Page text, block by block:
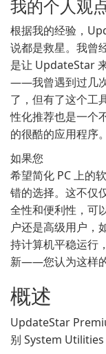
我的个人观
根据我的经验，
说都是救星。我曾
是让 UpdateStar
——我曾遇到过几
了，但有了这个工
性化推荐也是一个
的很酷的应用程序。
如果您
希望简化 PC 上的
错的选择。这不仅
全性和便利性，可
户还是高级用户，
持计算机平稳运行
新——您认为这样
概述
UpdateStar
别 System Utilities